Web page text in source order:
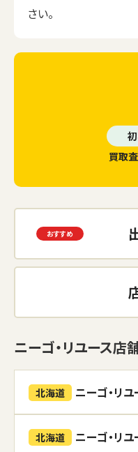
さい。
買取
ニーゴ・リユース店
北海道 ニーゴ・リ
北海道 ニーゴ・リ